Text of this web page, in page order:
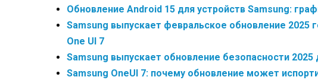
Обновление Android 15 для устройств Samsung:
Samsung выпускает февральское обновление 2025
One UI 7
Samsung выпускает обновление безопасности 2025
Samsung OneUI 7: почему обновление может